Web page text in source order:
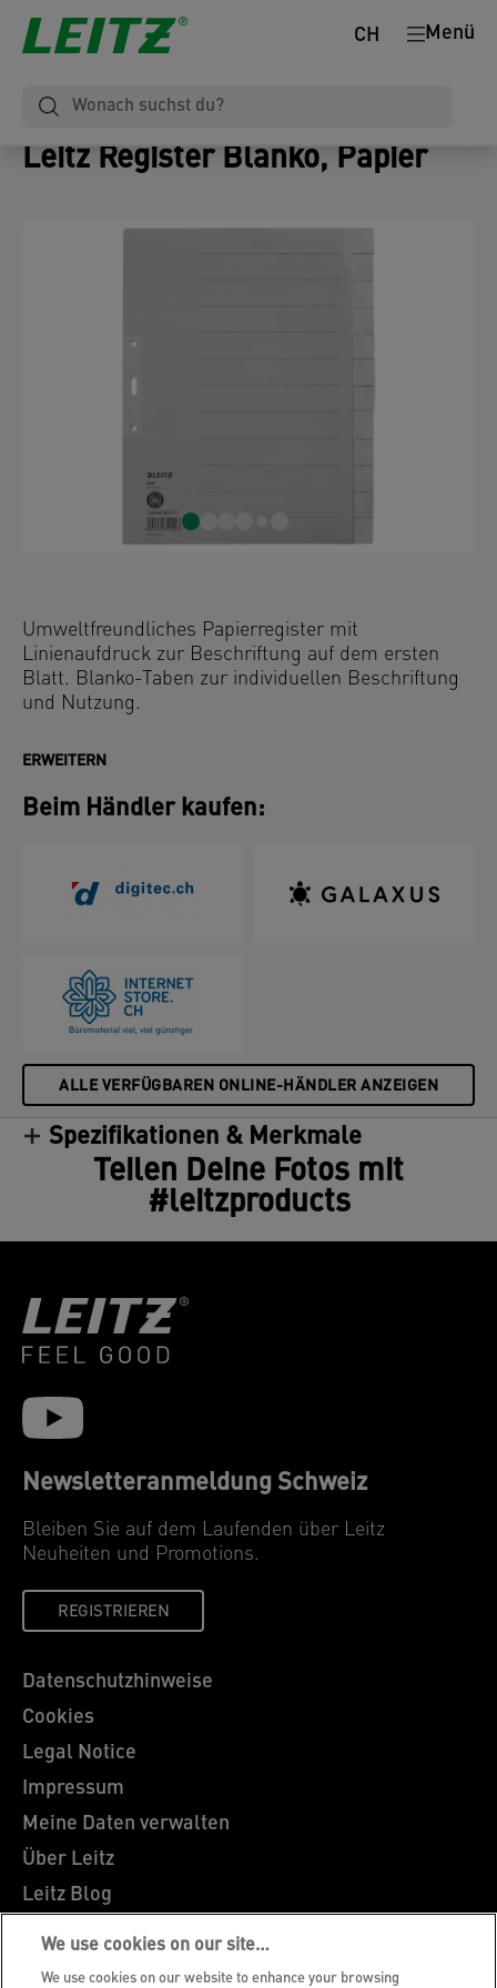
Menü
CH
Leitz Register Blanko, Papier
Umweltfreundliches Papierregister mit
Linienaufdruck zur Beschriftung auf dem ersten
Blatt. Blanko-Taben zur individuellen Beschriftung
und Nutzung.
ERWEITERN
Beim Händler kaufen:
ALLE VERFÜGBAREN ONLINE-HÄNDLER ANZEIGEN
Spezifikationen & Merkmale
Teilen Deine Fotos mit
#leitzproducts
Newsletteranmeldung Schweiz
Bleiben Sie auf dem Laufenden über Leitz
Neuheiten und Promotions.
REGISTRIEREN
Datenschutzhinweise
Cookies
Legal Notice
Impressum
Meine Daten verwalten
Über Leitz
Leitz Blog
Karriere
Leitz EasyPrint
We use cookies on our site…
We use cookies on our website to enhance your browsing